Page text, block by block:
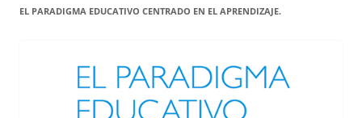
EL PARADIGMA EDUCATIVO CENTRADO EN EL APRENDIZAJE.